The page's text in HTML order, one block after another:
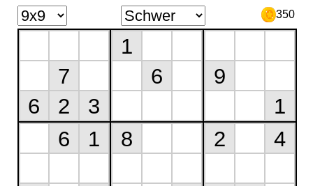
350
7
6
2 3
1
6
9
1
6
1 8 2 4